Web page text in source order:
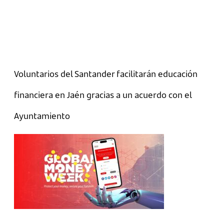
Voluntarios del Santander facilitarán educación
financiera en Jaén gracias a un acuerdo con el
Ayuntamiento